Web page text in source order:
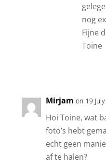
nog
Fijne
Toine
Mirjam on 19
Hoi Toine, wat
foto’s hebt
echt geen
af te halen?